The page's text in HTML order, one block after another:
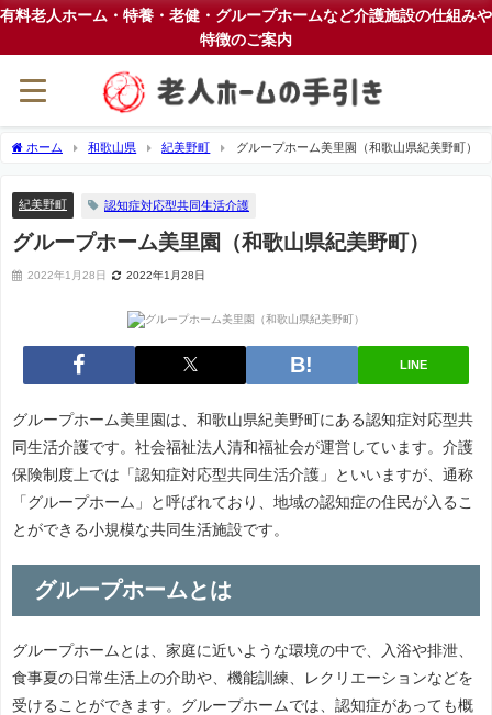
有料老人ホーム・特養・老健・グループホームなど介護施設の仕組みや
特徴のご案内
ホーム 和歌山県 紀美野町 グループホーム美里園（和歌山県紀美野町）
紀美野町 認知症対応型共同生活介護
グループホーム美里園（和歌山県紀美野町）
2022年1月28日 2022年1月28日
LINE
グループホーム美里園は、和歌山県紀美野町にある認知症対応型共
同生活介護です。社会福祉法人清和福祉会が運営しています。介護
保険制度上では「認知症対応型共同生活介護」といいますが、通称
「グループホーム」と呼ばれており、地域の認知症の住民が入るこ
とができる小規模な共同生活施設です。
グループホームとは
グループホームとは、家庭に近いような環境の中で、入浴や排泄、
食事夏の日常生活上の介助や、機能訓練、レクリエーションなどを
受けることができます。グループホームでは、認知症があっても概